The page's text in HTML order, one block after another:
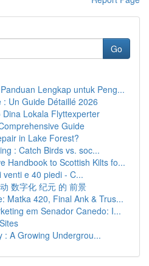
Go
Lengkap untuk Peng...
Un Guide Détaillé 2026
Lokala Flyttexperter
Guide
in Lake Forest?
: Catch Birds vs. soc...
Handbook to Scottish Kilts fo...
e 40 piedi - C...
数字化 纪元 的 前景
Matka 420, Final Ank & Trus...
em Senador Canedo: I...
: A Growing Undergrou...